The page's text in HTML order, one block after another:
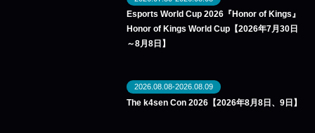
Esports World Cup 2026『Honor of Kings』
Honor of Kings World Cup【2026年7月30日
～8月8日】
2026.08.08-2026.08.09
The k4sen Con 2026【2026年8月8日、9日】